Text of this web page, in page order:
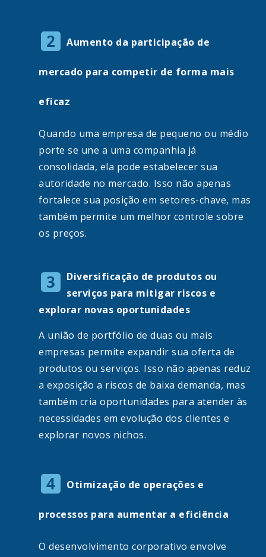
Aumento da participação de
mercado para competir de forma mais
eficaz
Quando uma empresa de pequeno ou médio
porte se une a uma companhia já
consolidada, ela pode estabelecer sua
autoridade no mercado. Isso não apenas
fortalece sua posição em setores-chave, mas
também permite um melhor controle sobre
os preços.
Diversificação de produtos ou
serviços para mitigar riscos e
explorar novas oportunidades
A união de portfólio de duas ou mais
empresas permite expandir sua oferta de
produtos ou serviços. Isso não apenas reduz
a exposição a riscos de baixa demanda, mas
também cria oportunidades para atender às
necessidades em evolução dos clientes e
explorar novos nichos.
Otimização de operações e
processos para aumentar a eficiência
O desenvolvimento corporativo envolve